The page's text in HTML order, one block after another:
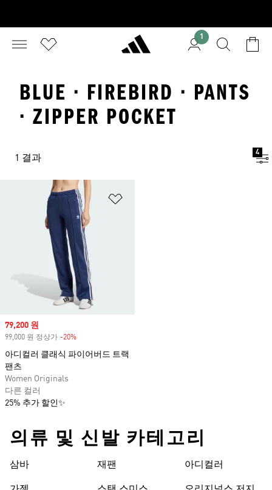
1
BLUE · FIREBIRD · PANTS
· ZIPPER POCKET
1 결과
4
Sale price
79,200 원
99,000 원 정상가 -20%
아디컬러 클래식 파이어버드 트랙
팬츠
Women Originals
다른 컬러
25% 추가 할인✨
의류 및 신발 카테고리
삼바 재팬 아디컬러